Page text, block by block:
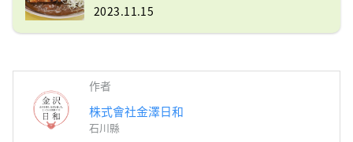
2023.11.15
作者
株式會社金澤日和
石川縣